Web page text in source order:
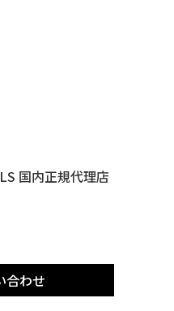
国内正規代理店
合わせ